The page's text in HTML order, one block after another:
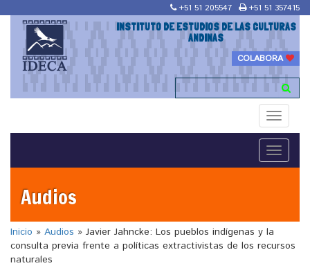
+51 51 205547 +51 51 357415
INSTITUTO DE ESTUDIOS DE LAS CULTURAS
ANDINAS
COLABORA
Toggle
Toggle
Audios
Inicio » Audios » Javier Jahncke: Los pueblos indígenas y la
consulta previa frente a políticas extractivistas de los recursos
naturales